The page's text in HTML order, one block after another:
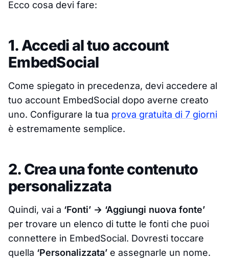
Ecco cosa devi fare:
1. Accedi al tuo account
EmbedSocial
Come spiegato in precedenza, devi accedere al
tuo account EmbedSocial dopo averne creato
uno. Configurare la tua prova gratuita di 7 giorni
è estremamente semplice.
2. Crea una fonte contenuto
personalizzata
Quindi, vai a ‘Fonti’ → ‘Aggiungi nuova fonte’
per trovare un elenco di tutte le fonti che puoi
connettere in EmbedSocial. Dovresti toccare
quella ‘Personalizzata’ e assegnarle un nome.